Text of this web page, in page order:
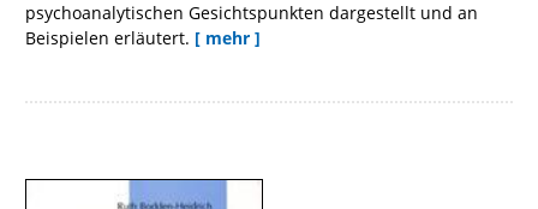
psychoanalytischen Gesichtspunkten dargestellt und an
Beispielen erläutert. [ mehr ]